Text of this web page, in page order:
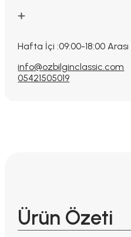
Hafta İçi :09:00-18:00
info@ozbilginclassic.com
05421505019
Ürün Özeti